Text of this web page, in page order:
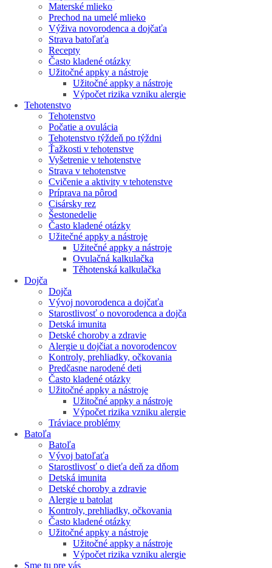
Materské mlieko
Prechod na umelé mlieko
Výživa novorodenca a dojčaťa
Strava batoľaťa
Recepty
Často kladené otázky
Užitočné appky a nástroje
Užitočné appky a nástroje
Výpočet rizika vzniku alergie
Tehotenstvo
Tehotenstvo
Počatie a ovulácia
Tehotenstvo týždeň po týždni
Ťažkosti v tehotenstve
Vyšetrenie v tehotenstve
Strava v tehotenstve
Cvičenie a aktivity v tehotenstve
Príprava na pôrod
Cisársky rez
Šestonedelie
Často kladené otázky
Užitečné appky a nástroje
Užitečné appky a nástroje
Ovulačná kalkulačka
Těhotenská kalkulačka
Dojča
Dojča
Vývoj novorodenca a dojčaťa
Starostlivosť o novorodenca a dojča
Detská imunita
Detské choroby a zdravie
Alergie u dojčiat a novorodencov
Kontroly, prehliadky, očkovania
Predčasne narodené deti
Často kladené otázky
Užitočné appky a nástroje
Užitočné appky a nástroje
Výpočet rizika vzniku alergie
Tráviace problémy
Batoľa
Batoľa
Vývoj batoľaťa
Starostlivosť o dieťa deň za dňom
Detská imunita
Detské choroby a zdravie
Alergie u batolat
Kontroly, prehliadky, očkovania
Často kladené otázky
Užitočné appky a nástroje
Užitočné appky a nástroje
Výpočet rizika vzniku alergie
Sme tu pre vás